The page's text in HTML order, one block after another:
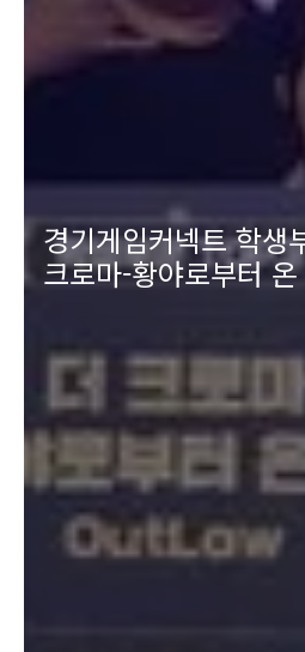
경기게임커넥트 학생
크로마-황야로부터